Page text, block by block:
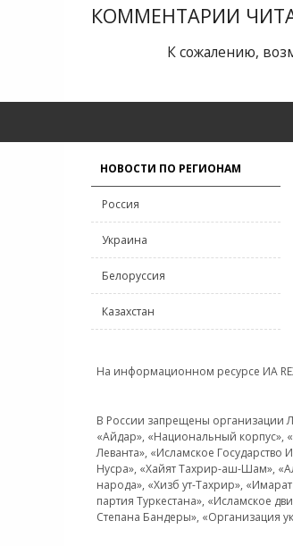
КОММЕНТАРИИ
К сожалению,
НОВОСТИ ПО РЕГИОНАМ
Россия
Украина
Белоруссия
Казахстан
На информационном ресурсе ИА
В России запрещены организации
«Айдар», «Национальный корпус»,
Леванта», «Исламское
Нусра», «Хайят Тахрир-аш-Шам»,
народа», «Хизб ут-Тахрир»,
партия Туркестана», «Исламское
Степана Бандеры», «Организация